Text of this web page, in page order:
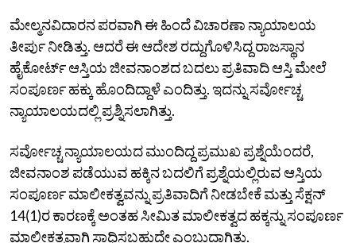
ಮೇಲ್ಮನವಿದಾರನ ಪರವಾಗಿ ಈ ಹಿಂದೆ ವಿಚಾರಣಾ ನ್ಯಾಯಾಲಯ
ತೀರ್ಪು ನೀಡಿತ್ತು. ಆದರೆ ಈ ಆದೇಶ ರದ್ದುಗೊಳಿಸಿದ್ದ ರಾಜಸ್ಥಾನ
ಹೈಕೋರ್ಟ್‌ ಆಸ್ತಿಯ ಜೀವನಾಂಶದ ಬದಲು ಪ್ರತಿವಾದಿ ಆಸ್ತಿ ಮೇಲೆ
ಸಂಪೂರ್ಣ ಹಕ್ಕು ಹೊಂದಿದ್ದಾಳೆ ಎಂದಿತ್ತು. ಇದನ್ನು ಸರ್ವೋಚ್ಚ
ನ್ಯಾಯಾಲಯದಲ್ಲಿ ಪ್ರಶ್ನಿಸಲಾಗಿತ್ತು.
ಸರ್ವೋಚ್ಚ ನ್ಯಾಯಾಲಯದ ಮುಂದಿದ್ದ ಪ್ರಮುಖ ಪ್ರಶ್ನೆಯೆಂದರೆ,
ಜೀವನಾಂಶ ಪಡೆಯುವ ಹಕ್ಕಿನ ಬದಲಿಗೆ ಪ್ರಶ್ನೆಯಲ್ಲಿರುವ ಆಸ್ತಿಯ
ಸಂಪೂರ್ಣ ಮಾಲೀಕತ್ವವನ್ನು ಪ್ರತಿವಾದಿಗೆ ನೀಡಬೇಕೆ ಮತ್ತು ಸೆಕ್ಷನ್
14(1)ರ ಕಾರಣಕ್ಕೆ ಅಂತಹ ಸೀಮಿತ ಮಾಲೀಕತ್ವದ ಹಕ್ಕನ್ನು ಸಂಪೂರ್ಣ
ಮಾಲೀಕತ್ವವಾಗಿ ಸಾಧಿಸಬಹುದೇ ಎಂಬುದಾಗಿತ್ತು.